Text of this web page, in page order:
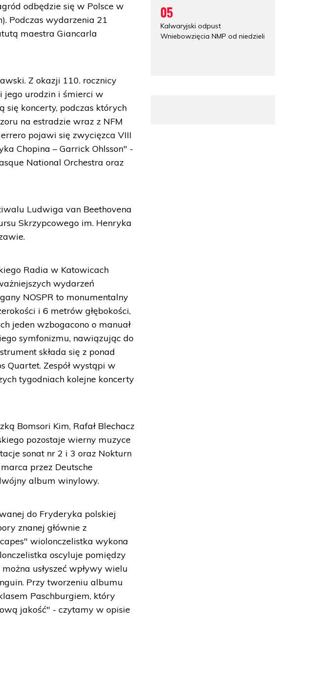
odbędzie się w Polsce w
Podczas wydarzenia 21
maestra Giancarla
Z okazji 110. rocznicy
jego urodzin i śmierci w
się koncerty, podczas których
na estradzie wraz z NFM
pojawi się zwycięzca VIII
Chopina – Garrick Ohlsson" -
National Orchestra oraz
Ludwiga van Beethovena
Skrzypcowego im. Henryka
Radia w Katowicach
wydarzeń
NOSPR to monumentalny
i 6 metrów głębokości,
jeden wzbogacono o manuał
symfonizmu, nawiązując do
składa się z ponad
Quartet. Zespół wystąpi w
tygodniach kolejne koncerty
Bomsori Kim, Rafał Blechacz
pozostaje wierny muzyce
sonat nr 2 i 3 oraz Nokturn
przez Deutsche
album winylowy.
do Fryderyka polskiej
znanej głównie z
wiolonczelistka wykona
oscyluje pomiędzy
usłyszeć wpływy wielu
Przy tworzeniu albumu
Paschburgiem, który
jakość" - czytamy w opisie
05
Kalwaryjski odpust
Wniebowzięcia NMP od niedzieli